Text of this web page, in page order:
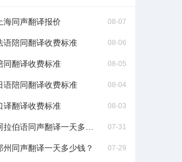
上海同声翻译报价 08-07
语陪同翻译收费标准 08-06
同翻译收费标准 08-05
语陪同翻译收费标准 08-04
译翻译收费标准 08-03
07-31
州同声翻译一天多少钱？ 07-29